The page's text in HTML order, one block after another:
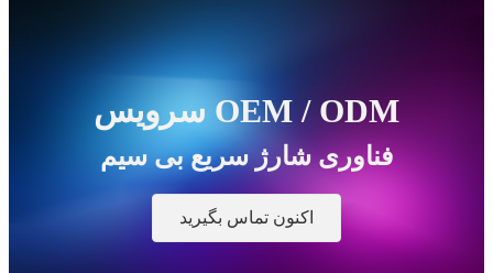
سرویس OEM / ODM
فناوری شارژ سریع بی سیم
اکنون تماس بگیرید